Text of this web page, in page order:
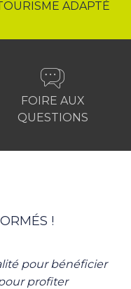
ADAPTÉ
FOIRE AUX
QUESTIONS
!
pour bénéficier
profiter